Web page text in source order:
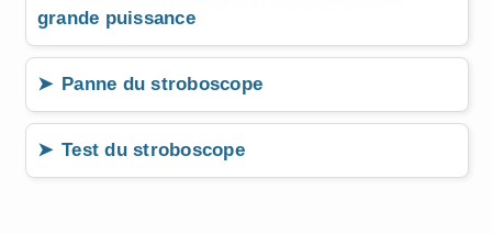
grande puissance
Panne du stroboscope
Test du stroboscope